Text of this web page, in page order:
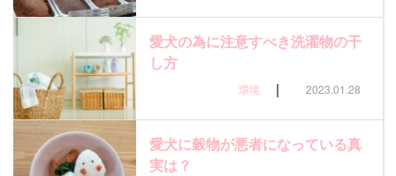
愛犬の為に注意すべき洗濯物の干
し方
環境 | 2023.01.28
愛犬に穀物が悪者になっている真
実は？